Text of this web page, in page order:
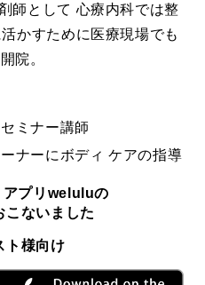
師として 心療内科では整
かすために医療現場でも
院。
ミナー講師
ナーにボディ ケアの指導
アプリweluluの
こないました
ト様向け